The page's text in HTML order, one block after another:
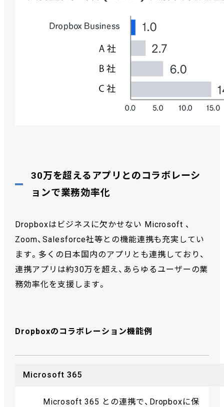
30万を超えるアプリとのコラボレーシ
ョンで業務効率化
Dropboxはビジネスに欠かせない Microsoft 、
Zoom、Salesforce社等との機能連携も充実してい
ます。多くの日本国内のアプリとも連携しており、
連携アプリは約30万を超え、あらゆるユーザーの業
務効率化を支援します。
Dropboxのコラボレーション機能例
Microsoft 365
Microsoft 365 との連携で、Dropboxに保